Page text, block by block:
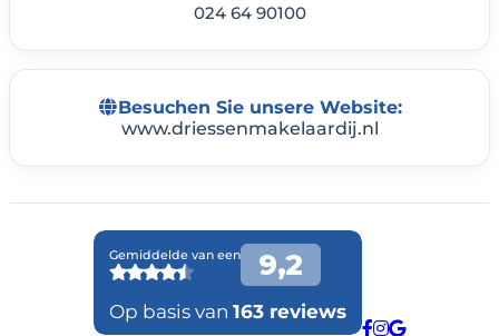
024 64 90100
Besuchen Sie unsere Website:
www.driessenmakelaardij.nl